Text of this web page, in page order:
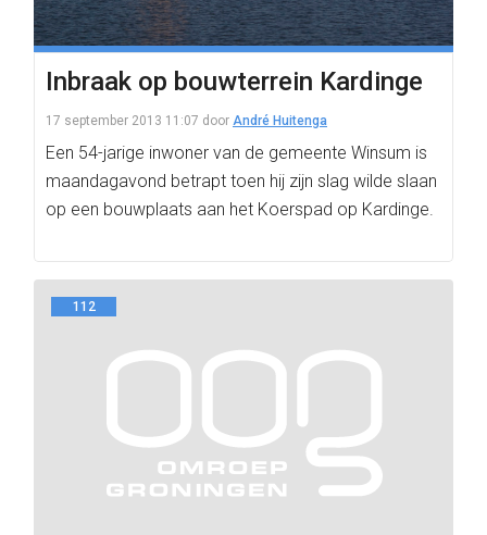
Inbraak op bouwterrein Kardinge
17 september 2013 11:07 door André Huitenga
Een 54-jarige inwoner van de gemeente Winsum is
maandagavond betrapt toen hij zijn slag wilde slaan
op een bouwplaats aan het Koerspad op Kardinge.
112